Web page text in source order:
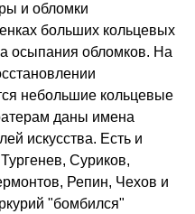
и обломки
больших кольцевых
осыпания обломков. На
небольшие кольцевые
даны имена
искусства. Есть и
Суриков,
Репин, Чехов и
"бомбился"